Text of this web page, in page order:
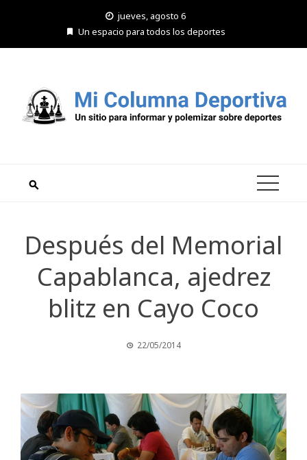
jueves, agosto 6
Un espacio para todos los deportes
Después del Memorial
Capablanca, ajedrez
blitz en Cayo Coco
22/05/2014